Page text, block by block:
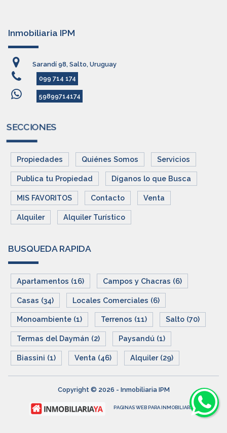
Inmobiliaria IPM
Sarandí 98, Salto, Uruguay
099 714 174
59899714174
SECCIONES
Propiedades Quiénes Somos Servicios
Publica tu Propiedad Díganos lo que Busca
MIS FAVORITOS Contacto Venta
Alquiler Alquiler Turístico
BUSQUEDA RAPIDA
Apartamentos (16) Campos y Chacras (6)
Casas (34) Locales Comerciales (6)
Monoambiente (1) Terrenos (11) Salto (70)
Termas del Daymán (2) Paysandú (1)
Biassini (1) Venta (46) Alquiler (29)
Copyright © 2026 - Inmobiliaria IPM
PAGINAS WEB PARA INMOBILIARIAS